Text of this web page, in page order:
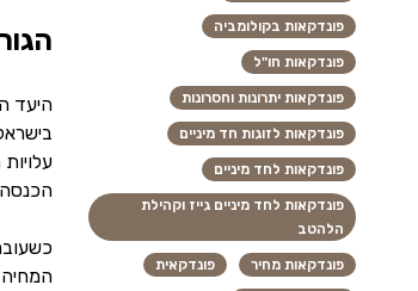
היעד
פונדקאות בקולומביה
פונדקאות חו"ל
פונדקאות יתרונות וחסרונות
פונדקאות לזוגות חד מיניים
פונדקאות לחד מיניים
פונדקאות לחד מיניים גייז וקהילת
הלהטב
פונדקאות מחיר פונדקאית